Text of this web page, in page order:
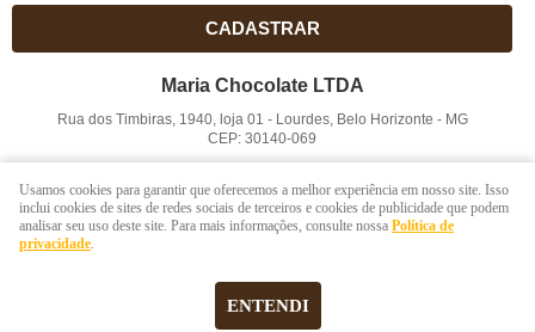
CADASTRAR
Maria Chocolate LTDA
Rua dos Timbiras, 1940, loja 01 - Lourdes, Belo Horizonte - MG
CEP: 30140-069
LOJA VIRTUAL CRIADA POR
Usamos cookies para garantir que oferecemos a melhor experiência em nosso site. Isso
inclui cookies de sites de redes sociais de terceiros e cookies de publicidade que podem
analisar seu uso deste site. Para mais informações, consulte nossa Política de
privacidade.
ENTENDI